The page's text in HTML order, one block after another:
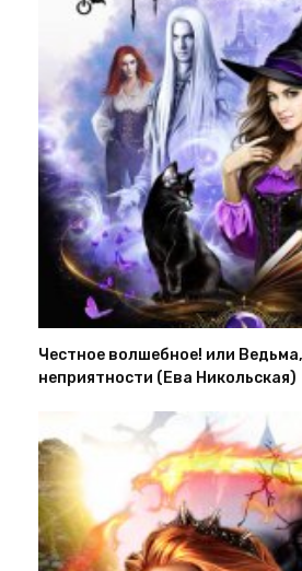
Честное волшебное! или
неприятности (Ева Никольская)